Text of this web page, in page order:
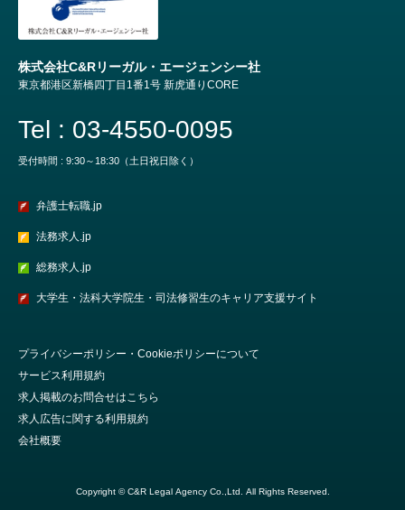
弁護士転職.jp
法務求人.jp
総務求人.jp
大学生・法科大学院生・司法修習生のキャリア支援サイト
株式会社C&Rリーガル・エージェンシー社
東京都港区新橋四丁目1番1号 新虎通りCORE
Tel : 03-4550-0095
受付時間 : 9:30～18:30（土日祝日除く）
プライバシーポリシー・Cookieポリシーについて
サービス利用規約
求人掲載のお問合せはこちら
求人広告に関する利用規約
会社概要
Copyright © C&R Legal Agency Co.,Ltd. All Rights Reserved.